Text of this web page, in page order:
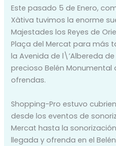
Este pasado 5 de Enero,
Xàtiva tuvimos la enorme
Majestades los Reyes de
Plaça del Mercat para más
la Avenida de l\’Albereda
precioso Belén Monumental
ofrendas.
Shopping-Pro estuvo
desde los eventos de
Mercat hasta la
llegada y ofrenda en el